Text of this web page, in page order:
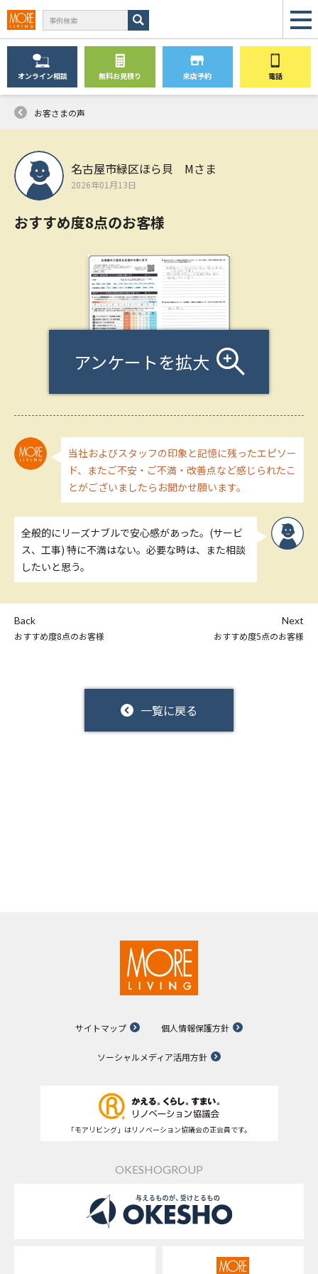
オンライン相談 無料お見積り 来店予約 電話
お客さまの声
名古屋市緑区ほら貝 Mさま
2026年01月13日
おすすめ度8点のお客様
アンケートを拡大
当社およびスタッフの印象と記憶に残ったエピソー
ド、またご不安・ご不満・改善点など感じられたこ
とがございましたらお聞かせ願います。
全般的にリーズナブルで安心感があった。(サービ
ス、工事) 特に不満はない。必要な時は、また相談
したいと思う。
Back
おすすめ度8点のお客様
一覧に戻る
Next
おすすめ度5点のお客様
サイトマップ 個人情報保護方針
ソーシャルメディア活用方針
「モアリビング」はリノベーション協議会の正会員です。
OKESHOGROUP